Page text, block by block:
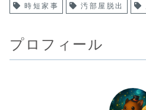
時短家事 汚部屋脱出
プロフィール